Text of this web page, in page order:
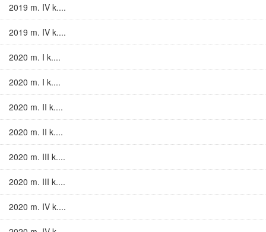
2019 m. IV k....
2019 m. IV k....
2020 m. I k....
2020 m. I k....
2020 m. II k....
2020 m. II k....
2020 m. III k....
2020 m. III k....
2020 m. IV k....